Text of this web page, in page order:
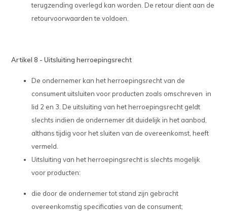
terugzending overlegd kan worden. De retour dient aan de
retourvoorwaarden te voldoen.
Artikel 8 - Uitsluiting herroepingsrecht
De ondernemer kan het herroepingsrecht van de
consument uitsluiten voor producten zoals omschreven in
lid 2 en 3. De uitsluiting van het herroepingsrecht geldt
slechts indien de ondernemer dit duidelijk in het aanbod,
althans tijdig voor het sluiten van de overeenkomst, heeft
vermeld.
Uitsluiting van het herroepingsrecht is slechts mogelijk
voor producten:
die door de ondernemer tot stand zijn gebracht
overeenkomstig specificaties van de consument;